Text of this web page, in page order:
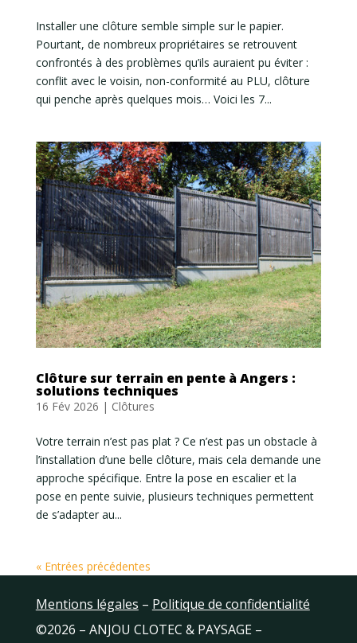
Installer une clôture semble simple sur le papier.
Pourtant, de nombreux propriétaires se retrouvent
confrontés à des problèmes qu’ils auraient pu éviter :
conflit avec le voisin, non-conformité au PLU, clôture
qui penche après quelques mois… Voici les 7...
Clôture sur terrain en pente à Angers :
solutions techniques
16 Fév 2026 | Clôtures
Votre terrain n’est pas plat ? Ce n’est pas un obstacle à
l’installation d’une belle clôture, mais cela demande une
approche spécifique. Entre la pose en escalier et la
pose en pente suivie, plusieurs techniques permettent
de s’adapter au...
« Entrées précédentes
Mentions légales – Politique de confidentialité
©2026 – ANJOU CLOTEC & PAYSAGE –